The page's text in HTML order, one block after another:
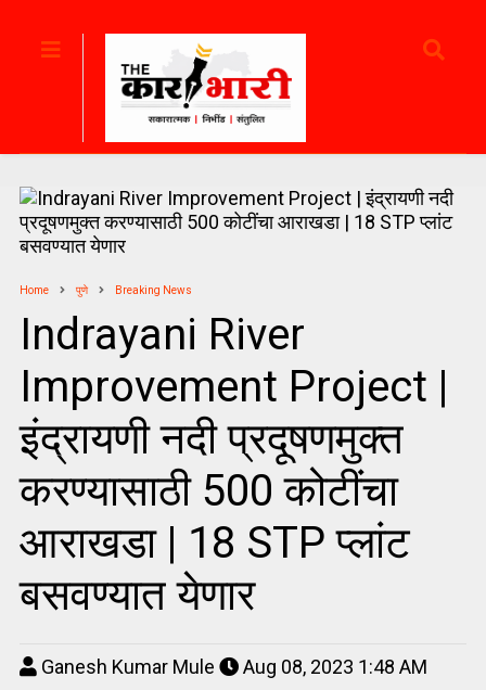
Home पुणे Breaking News
Indrayani River
Improvement Project |
इंद्रायणी नदी प्रदूषणमुक्त
करण्यासाठी 500 कोटींचा
आराखडा | 18 STP प्लांट
बसवण्यात येणार
Ganesh Kumar Mule
Aug 08, 2023 1:48 AM